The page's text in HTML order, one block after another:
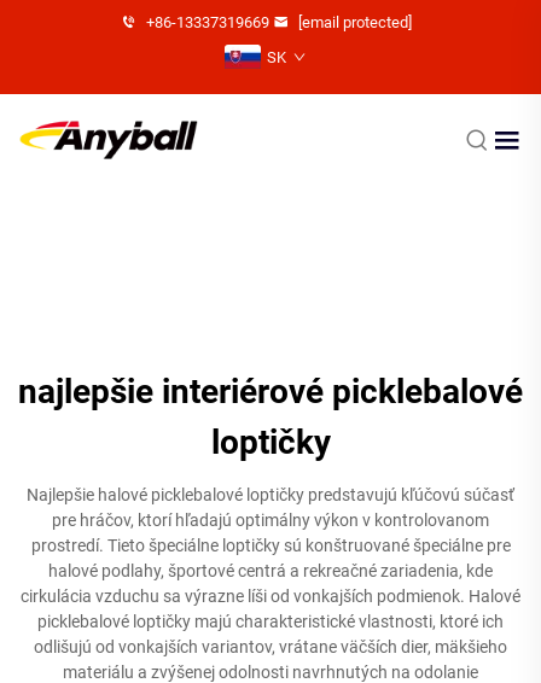
+86-13337319669
[email protected]
SK
najlepšie interiérové picklebalové
loptičky
Najlepšie halové picklebalové loptičky predstavujú kľúčovú súčasť
pre hráčov, ktorí hľadajú optimálny výkon v kontrolovanom
prostredí. Tieto špeciálne loptičky sú konštruované špeciálne pre
halové podlahy, športové centrá a rekreačné zariadenia, kde
cirkulácia vzduchu sa výrazne líši od vonkajších podmienok. Halové
picklebalové loptičky majú charakteristické vlastnosti, ktoré ich
odlišujú od vonkajších variantov, vrátane väčších dier, mäkšieho
materiálu a zvýšenej odolnosti navrhnutých na odolanie